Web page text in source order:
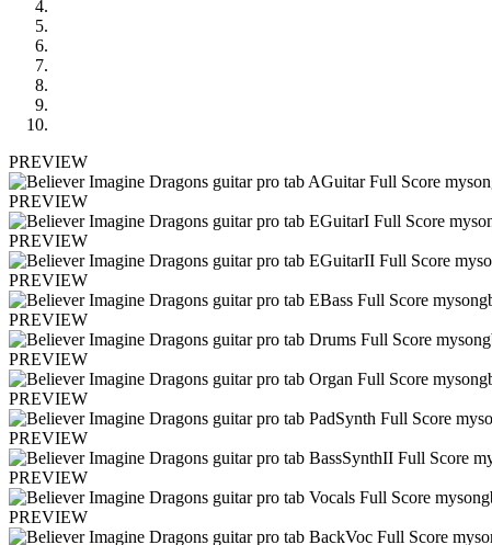
PREVIEW
PREVIEW
PREVIEW
PREVIEW
PREVIEW
PREVIEW
PREVIEW
PREVIEW
PREVIEW
PREVIEW